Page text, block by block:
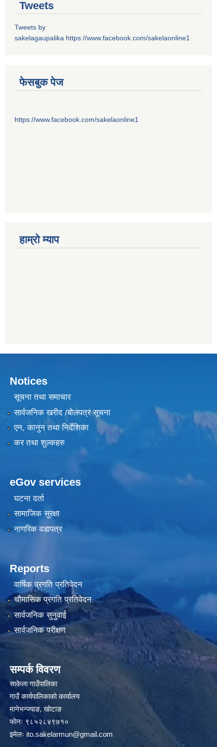
Tweets
Tweets by
sakelagaupalika https://www.facebook.com/sakelaonline1
फेसबुक पेज
https://www.facebook.com/sakelaonline1
हाम्राे म्याप
Notices
सूचना तथा समाचार
सार्वजनिक खरीद /बोलपत्र सूचना
एन, कानुन तथा निर्देशिका
कर तथा शुल्कहरु
eGov services
घटना दर्ता
सामाजिक सुरक्षा
नागरिक वडापत्र
Reports
वार्षिक प्रगति प्रतिवेदन
चौमासिक प्रगति प्रतिवेदन
सार्वजनिक सुनुवाई
सार्वजनिक परीक्षण
सम्पर्क विवरण
साकेला गाउँपालिका
गाउँ कार्यपालिकाको कार्यालय
मानेभन्ज्याङ, खाेटाङ
फाेनः ९८५२८४९७१०
इमेलः ito.sakelarmun@gmail.com